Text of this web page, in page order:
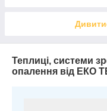
Теплиці, системи
опалення від ЕКО